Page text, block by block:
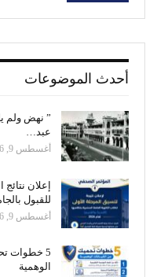
أحدث الموضوعات
” نهض ولم
عبد…
أغسطس 9, 2026
إعلان نتائج
للقبول
أغسطس 9, 2026
5 خطوات
الوهمية